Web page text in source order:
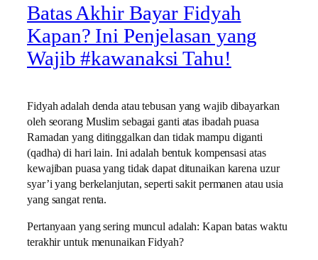
Batas Akhir Bayar Fidyah
Kapan? Ini Penjelasan yang
Wajib #kawanaksi Tahu!
Fidyah adalah denda atau tebusan yang wajib dibayarkan
oleh seorang Muslim sebagai ganti atas ibadah puasa
Ramadan yang ditinggalkan dan tidak mampu diganti
(qadha) di hari lain. Ini adalah bentuk kompensasi atas
kewajiban puasa yang tidak dapat ditunaikan karena uzur
syar’i yang berkelanjutan, seperti sakit permanen atau usia
yang sangat renta.
Pertanyaan yang sering muncul adalah: Kapan batas waktu
terakhir untuk menunaikan Fidyah?